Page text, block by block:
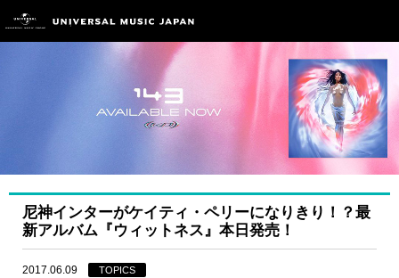
尼神インターがケイティ・ペリーになりきり！？最
新アルバム『ウィットネス』本日発売！
2017.06.09 TOPICS